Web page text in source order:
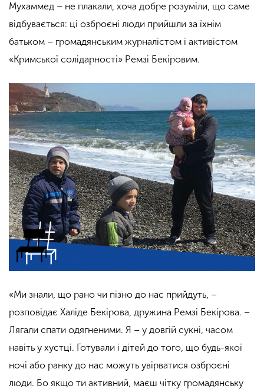
Мухаммед – не плакали, хоча добре розуміли, що саме
відбувається: ці озброєні люди прийшли за їхнім
батьком – громадянським журналістом і активістом
«Кримської солідарності» Ремзі Бекіровим.
«Ми знали, що рано чи пізно до нас прийдуть, –
розповідає Халіде Бекірова, дружина Ремзі Бекірова. –
Лягали спати одягненими. Я – у довгій сукні, часом
навіть у хустці. Готували і дітей до того, що будь-якої
ночі або ранку до нас можуть увірватися озброєні
люди. Бо якщо ти активний, маєш чітку громадянську